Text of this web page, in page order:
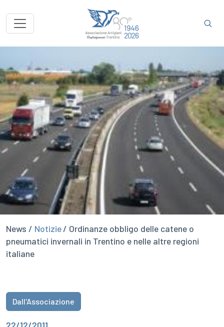
News / Notizie/ Ordinanze obbligo delle catene o
pneumatici invernali in Trentino e nelle altre regioni
italiane
Dall'Associazione